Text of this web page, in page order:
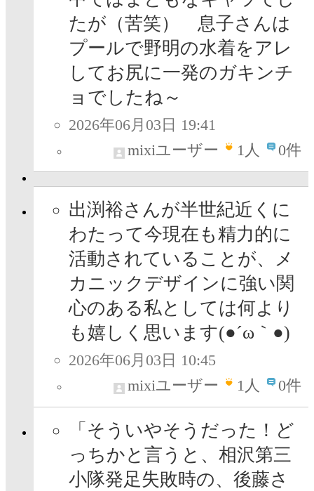
たが（苦笑） 息子さんは
プールで野明の水着をアレ
してお尻に一発のガキンチ
ョでしたね～
2026年06月03日 19:41
mixiユーザー
1人 0件
出渕裕さんが半世紀近くに
わたって今現在も精力的に
活動されていることが、メ
カニックデザインに強い関
心のある私としては何より
も嬉しく思います(●´ω｀●)
2026年06月03日 10:45
mixiユーザー
1人 0件
「そういやそうだった！ど
っちかと言うと、相沢第三
小隊発足失敗時の、後藤さ